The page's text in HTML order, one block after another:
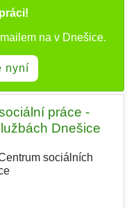
na v Dnešice.
nyní
práce -
Dnešice
sociálních
|